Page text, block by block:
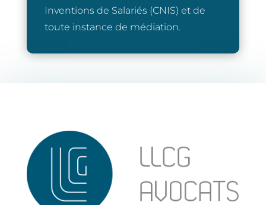
Inventions de Salariés (CNIS) et de
toute instance de médiation.